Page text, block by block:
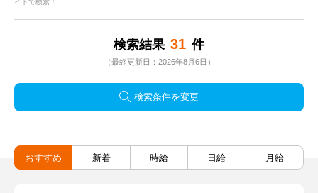
イトで検索！
検索結果 31 件
（最終更新日：2026年8月6日）
検索条件を変更
おすすめ 新着 時給 日給 月給